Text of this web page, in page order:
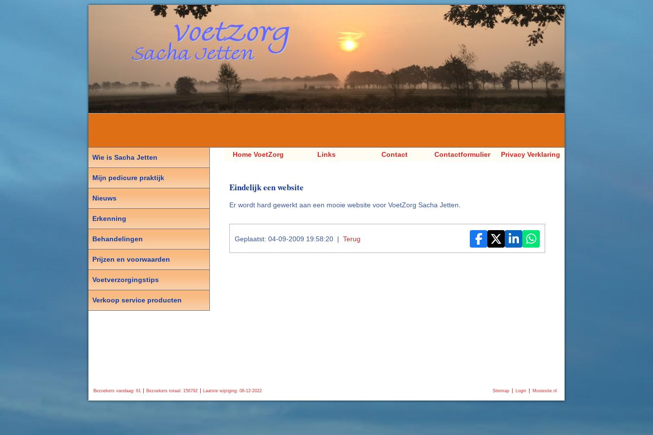
Home VoetZorg
Links Contact Contactformulier
Privacy Verklaring
Wie is Sacha Jetten
Mijn pedicure praktijk
Nieuws
Erkenning
Behandelingen
Prijzen en voorwaarden
Voetverzorgingstips
Verkoop service producten
Eindelijk een website
Er wordt hard gewerkt aan een mooie website voor VoetZorg Sacha Jetten.
Geplaatst: 04-09-2009 19:58:20 | Terug
Bezoekers vandaag: 61 Bezoekers totaal: 156792 Laatste wijziging: 06-12-2022 Sitemap Login Mooiesite.nl